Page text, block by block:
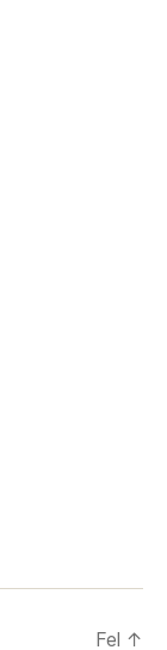
Fel ↑